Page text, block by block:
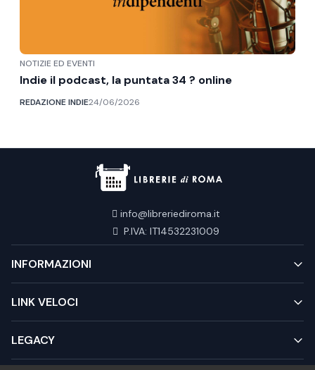
NOTIZIE ED EVENTI
Indie il podcast, la puntata 34 ? online
REDAZIONE INDIE24/06/2026
info@libreriediroma.it
P.IVA: IT14532231009
INFORMAZIONI
LINK VELOCI
LEGACY